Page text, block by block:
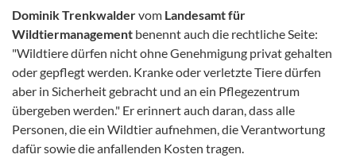
Dominik Trenkwaldervom Landesamt für
Wildtiermanagement benennt auch die rechtliche Seite:
"Wildtiere dürfen nicht ohne Genehmigung privat gehalten
oder gepflegt werden. Kranke oder verletzte Tiere dürfen
aber in Sicherheit gebracht und an ein Pflegezentrum
übergeben werden." Er erinnert auch daran, dass alle
Personen, die ein Wildtier aufnehmen, die Verantwortung
dafür sowie die anfallenden Kosten tragen.